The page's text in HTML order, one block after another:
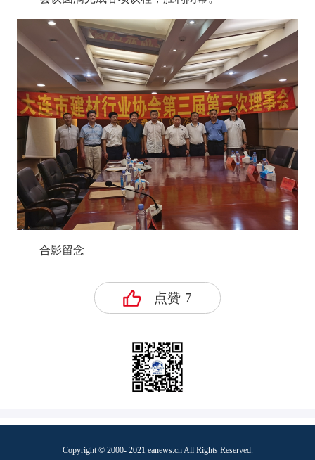
合影留念
点赞 7
Copyright © 2000- 2021 eanews.cn All Rights Reserved.